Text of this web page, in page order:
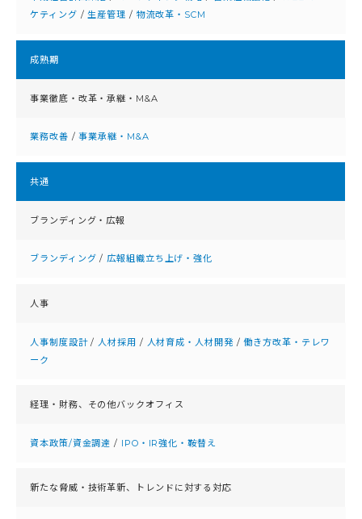
ケティング /生産管理 / 物流改革・SCM
成熟期
事業徹底・改⾰・承継・M&A
業務改善 /事業承継・M&A
共通
ブランディング・広報
ブランディング /広報組織立ち上げ・強化
人事
人事制度設計/ 人材採用 / 人材育成・人材開発/働き方改革・テレワ
ーク
経理・財務、 その他バックオフィス
資本政策/資金調達 / IPO・IR強化・鞍替え
新たな脅威・技術革新、 トレンドに対する対応